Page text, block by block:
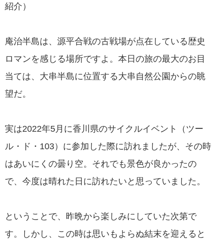
紹介）
庵治半島は、源平合戦の古戦場が点在している歴史
ロマンを感じる場所ですよ。本日の旅の最大のお目
当ては、大串半島に位置する大串自然公園からの眺
望だ。
実は2022年5月に香川県のサイクルイベント（ツー
ル・ド・103）に参加した際に訪れましたが、その時
はあいにくの曇り空。それでも景色が良かったの
で、今度は晴れた日に訪れたいと思っていました。
ということで、昨晩から楽しみにしていた次第で
す。しかし、この時は思いもよらぬ結末を迎えると